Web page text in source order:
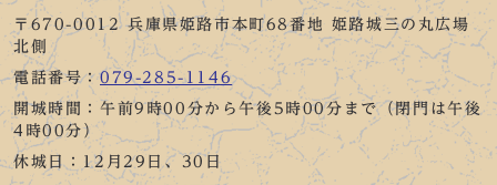
〒670-0012 兵庫県姫路市本町68番地 姫路城三の丸広場
北側
電話番号：079-285-1146
開城時間：午前9時00分から午後5時00分まで（閉門は午後
4時00分）
休城日：12月29日、30日